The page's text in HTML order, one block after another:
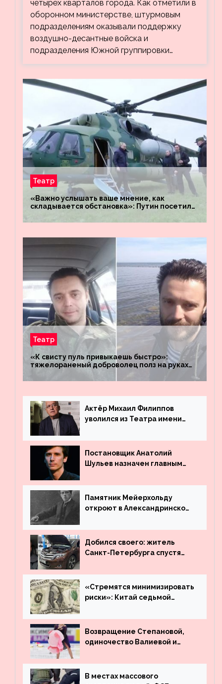
четырёх кварталов города. Как отметили в
оборонном министерстве, штурмовым
подразделениям оказывали поддержку
воздушно-десантные войска и
подразделения Южной группировки…
Театр
«Важно услышать ваше мнение, как
складывается обстановка»: Путин посетил
«Восток»
Театр
«К свисту пуль привыкаешь быстро»:
тяжелораненый доброволец полз на руках
четыре километра через заминированное
поле
Актёр Михаил Филиппов
уволился из Театра имени
Постановщик Анатолий
Шульев назначен главным
Вахтангова
Памятник Мейерхольду
откроют в Александринском
Добился своего: житель
Санкт-Петербурга спустя
угнанную в Казахстан
машину
«Стремятся минимизировать
риски»: Китай седьмой
деньги из американского
госдолга
Возвращение Степановой,
одиночество Валиевой и
что обсуждают в мире
фигурного катания
В местах массового